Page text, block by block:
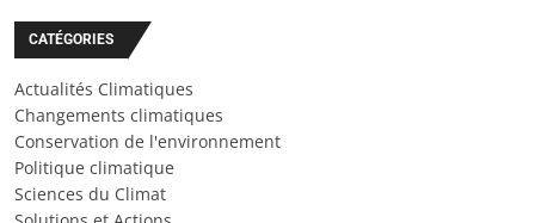
CATÉGORIES
Actualités Climatiques
Changements climatiques
Conservation de l'environnement
Politique climatique
Sciences du Climat